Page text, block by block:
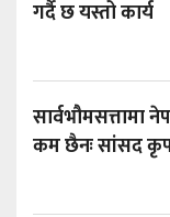
गर्दै छ यस्तो कार्य
सार्वभौमसत्तामा
कम छैनः सांसद